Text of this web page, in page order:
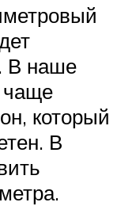
В наше
чаще
который
В